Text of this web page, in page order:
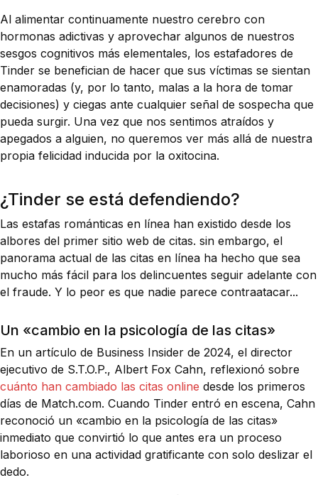
Al alimentar continuamente nuestro cerebro con
hormonas adictivas y aprovechar algunos de nuestros
sesgos cognitivos más elementales, los estafadores de
Tinder se benefician de hacer que sus víctimas se sientan
enamoradas (y, por lo tanto, malas a la hora de tomar
decisiones) y ciegas ante cualquier señal de sospecha que
pueda surgir. Una vez que nos sentimos atraídos y
apegados a alguien, no queremos ver más allá de nuestra
propia felicidad inducida por la oxitocina.
¿Tinder se está defendiendo?
Las estafas románticas en línea han existido desde los
albores del primer sitio web de citas. sin embargo, el
panorama actual de las citas en línea ha hecho que sea
mucho más fácil para los delincuentes seguir adelante con
el fraude. Y lo peor es que nadie parece contraatacar...
Un «cambio en la psicología de las citas»
En un artículo de Business Insider de 2024, el director
ejecutivo de S.T.O.P., Albert Fox Cahn, reflexionó sobre
cuánto han cambiado las citas online desde los primeros
días de Match.com. Cuando Tinder entró en escena, Cahn
reconoció un «cambio en la psicología de las citas»
inmediato que convirtió lo que antes era un proceso
laborioso en una actividad gratificante con solo deslizar el
dedo.